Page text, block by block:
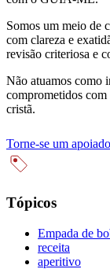
Somos um meio de
com clareza e
revisão criteriosa e
Não atuamos como
comprometidos
cristã.
Torne-se um
Tópicos
Empada de
receita
aperitivo